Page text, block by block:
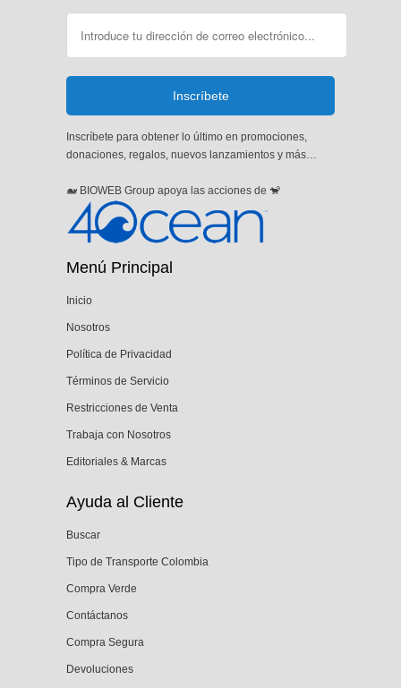
Inscríbete para obtener lo último en promociones,
donaciones, regalos, nuevos lanzamientos y más…
🐋 BIOWEB Group apoya las acciones de 🐒
Menú Principal
Inicio
Nosotros
Política de Privacidad
Términos de Servicio
Restricciones de Venta
Trabaja con Nosotros
Editoriales & Marcas
Ayuda al Cliente
Buscar
Tipo de Transporte Colombia
Compra Verde
Contáctanos
Compra Segura
Devoluciones